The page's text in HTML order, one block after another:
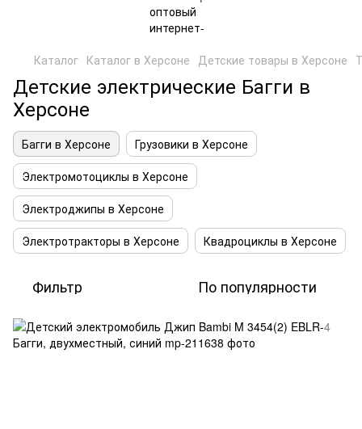
Каталог Каталог в Херсоне Детские товары в Херсоне
Детские электрические Багги в
Херсоне
Багги в Херсоне
Грузовики в Херсоне
Электромотоциклы в Херсоне
Электроджипы в Херсоне
Электротракторы в Херсоне
Квадроциклы в Херсоне
Фильтр По популярности